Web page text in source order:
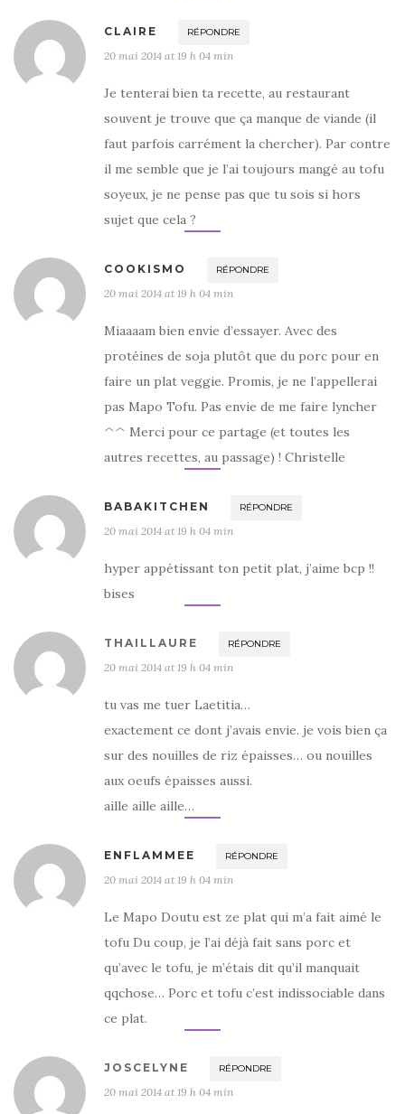
CLAIRE RÉPONDRE
20 mai 2014 at 19 h 04 min
Je tenterai bien ta recette, au restaurant
souvent je trouve que ça manque de viande (il
faut parfois carrément la chercher). Par contre
il me semble que je l’ai toujours mangé au tofu
soyeux, je ne pense pas que tu sois si hors
sujet que cela ?
COOKISMO RÉPONDRE
20 mai 2014 at 19 h 04 min
Miaaaam bien envie d’essayer. Avec des
protéines de soja plutôt que du porc pour en
faire un plat veggie. Promis, je ne l’appellerai
pas Mapo Tofu. Pas envie de me faire lyncher
^^ Merci pour ce partage (et toutes les
autres recettes, au passage) ! Christelle
BABAKITCHEN RÉPONDRE
20 mai 2014 at 19 h 04 min
hyper appétissant ton petit plat, j’aime bcp !!
bises
THAILLAURE RÉPONDRE
20 mai 2014 at 19 h 04 min
tu vas me tuer Laetitia…
exactement ce dont j’avais envie. je vois bien ça
sur des nouilles de riz épaisses… ou nouilles
aux oeufs épaisses aussi.
aille aille aille…
ENFLAMMEE RÉPONDRE
20 mai 2014 at 19 h 04 min
Le Mapo Doutu est ze plat qui m’a fait aimé le
tofu Du coup, je l’ai déjà fait sans porc et
qu’avec le tofu, je m’étais dit qu’il manquait
qqchose… Porc et tofu c’est indissociable dans
ce plat.
JOSCELYNE RÉPONDRE
20 mai 2014 at 19 h 04 min